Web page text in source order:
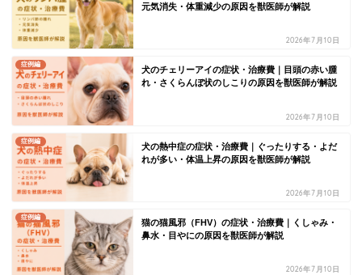
元気消失・体重減少の原因を獣医師が解説
2026年7月10日
症例編
犬のチェリーアイの症状・治療費｜目頭の赤い腫
れ・さくらんぼ状のしこりの原因を獣医師が解説
2026年7月10日
症例編
犬の熱中症の症状・治療費｜ぐったりする・よだ
れが多い・体温上昇の原因を獣医師が解説
2026年7月10日
症例編
猫の猫風邪（FHV）の症状・治療費｜くしゃみ・
鼻水・目やにの原因を獣医師が解説
2026年7月10日